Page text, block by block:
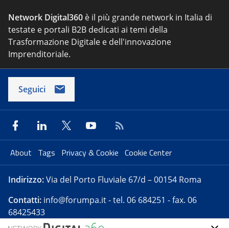
Network Digital360 è il più grande network in Italia di
testate e portali B2B dedicati ai temi della
Trasformazione Digitale e dell'innovazione
Imprenditoriale.
Seguici
About Tags Privacy & Cookie Cookie Center
Indirizzo:Via del Porto Fluviale 67/d – 00154 Roma
Contatti: info@forumpa.it- tel. 06 684251 - fax. 06
68425433